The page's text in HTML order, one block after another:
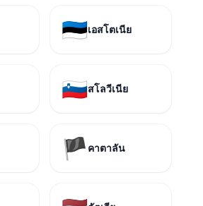
🇪🇪เอสโตเนีย
🇸🇮สโลวีเนีย
🏴 คาตาลัน